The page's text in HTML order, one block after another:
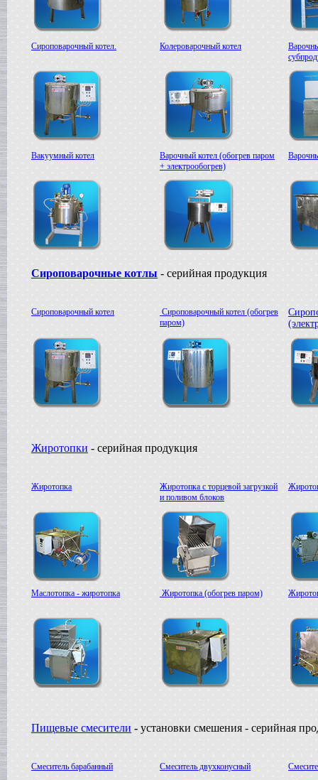
Дражировочная машина
в г. Минск
в г. Челябинск
в г. Ряжск
Пищевое оборудование
в г. Ростов на Дону
Пищевой насос
в г. Саратов
Автоклав
Гомогенизатор
Диссольвер
в г. Спаск
Линия для сгущенного молока
в г. Пермь
Вакуум-выпарной аппарат
в г.Бронницы
в г. Бологое
Восстановитель сухого молока
Вакуум-выпарной котел
в г. Дмитров
Сироповарочный котел
в г.Азов
Жиротопка
г. Александров
Гомогенизатор
в г.Камышин
Сироповарочный котел. Колероварочный котел
Вакуумный котел
Варочный котел (обогрев паром
+ электрообогрев)
Сироповарочные котлы - серийная продукция
Сироповарочный котел
Сироповарочный котел (обогрев
паром)
Жиротопки - серийная продукция
Жиротопка
Жиротопка с торцевой загрузкой
и поливом блоков
Маслотопка - жиротопка Жиротопка (обогрев паром)
Пищевые смесители - установки смешения - серийная
Смеситель барабанный Смеситель двухконусный